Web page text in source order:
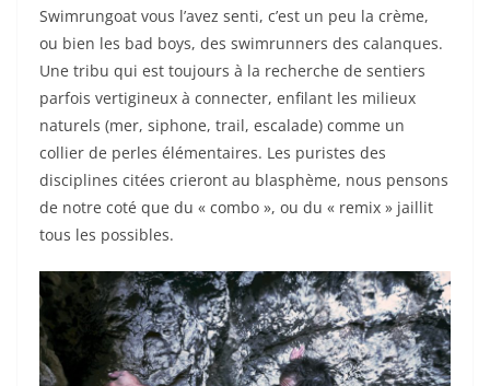
Swimrungoat vous l’avez senti, c’est un peu la crème,
ou bien les bad boys, des swimrunners des calanques.
Une tribu qui est toujours à la recherche de sentiers
parfois vertigineux à connecter, enfilant les milieux
naturels (mer, siphone, trail, escalade) comme un
collier de perles élémentaires. Les puristes des
disciplines citées crieront au blasphème, nous pensons
de notre coté que du « combo », ou du « remix » jaillit
tous les possibles.